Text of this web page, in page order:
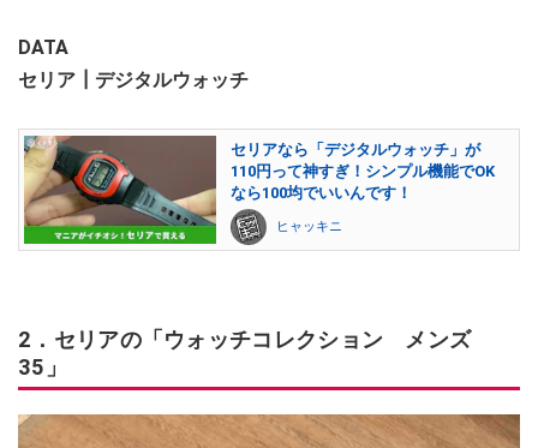
DATA
セリア┃デジタルウォッチ
セリアなら「デジタルウォッチ」が
110円って神すぎ！シンプル機能でOK
なら100均でいいんです！
ヒャッキニ
2．セリアの「ウォッチコレクション メンズ
35」